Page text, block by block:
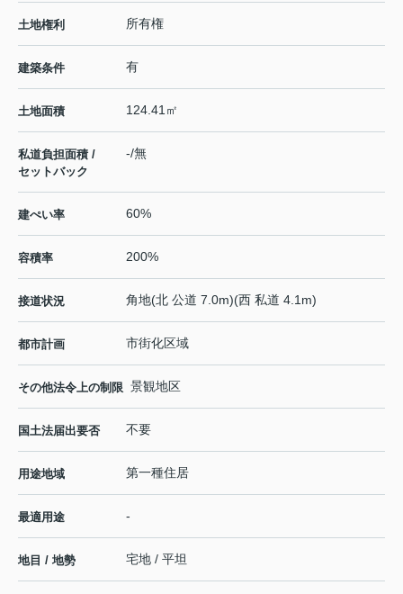
土地権利 所有権
建築条件 有
土地面積 124.41㎡
私道負担面積 /
セットバック
-/無
建ぺい率 60%
容積率 200%
接道状況 角地(北 公道 7.0m)(西 私道 4.1m)
都市計画 市街化区域
その他法令上の制限 景観地区
国土法届出要否 不要
用途地域 第一種住居
最適用途 -
地目 / 地勢 宅地 / 平坦